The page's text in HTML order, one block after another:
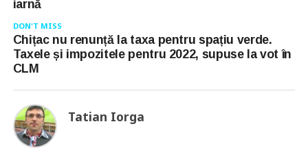
iarnă
DON'T MISS
Chițac nu renunță la taxa pentru spațiu verde.
Taxele și impozitele pentru 2022, supuse la vot în
CLM
Tatian Iorga